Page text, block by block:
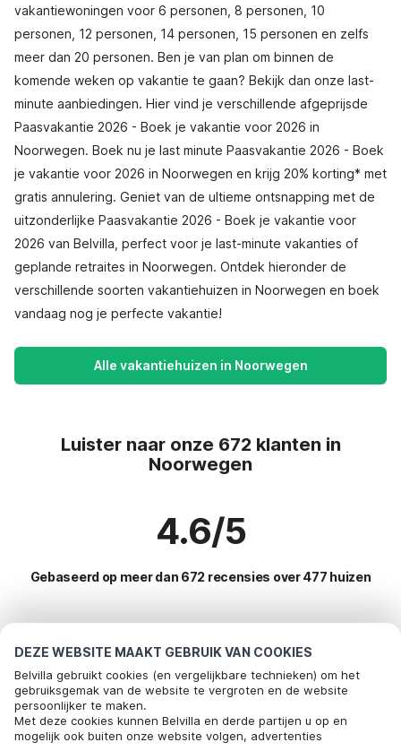
DEZE WEBSITE MAAKT GEBRUIK VAN COOKIES
Belvilla gebruikt cookies (en vergelijkbare technieken) om het
gebruiksgemak van de website te vergroten en de website
persoonlijker te maken.
Met deze cookies kunnen Belvilla en derde partijen u op en
mogelijk ook buiten onze website volgen, advertenties
vakantiewoningen voor 6 personen, 8 personen, 10
personen, 12 personen, 14 personen, 15 personen en zelfs
meer dan 20 personen. Ben je van plan om binnen de
komende weken op vakantie te gaan? Bekijk dan onze last-
minute aanbiedingen. Hier vind je verschillende afgeprijsde
Paasvakantie 2026 - Boek je vakantie voor 2026 in
Noorwegen. Boek nu je last minute Paasvakantie 2026 - Boek
je vakantie voor 2026 in Noorwegen en krijg 20% korting* met
gratis annulering. Geniet van de ultieme ontsnapping met de
uitzonderlijke Paasvakantie 2026 - Boek je vakantie voor
2026 van Belvilla, perfect voor je last-minute vakanties of
geplande retraites in Noorwegen. Ontdek hieronder de
verschillende soorten vakantiehuizen in Noorwegen en boek
vandaag nog je perfecte vakantie!
Alle vakantiehuizen in Noorwegen
Luister naar onze 672 klanten in
Noorwegen
4.6/5
Gebaseerd op meer dan 672 recensies over 477 huizen
Meest populaire bestemmingen voor
vakantie
Populaire voorzieningen voor vakantie in Noorwegen
Vakantiehuis voor 6 personen
Toplanden met topvoorzieningen voor vakanties
Bel om te boeken